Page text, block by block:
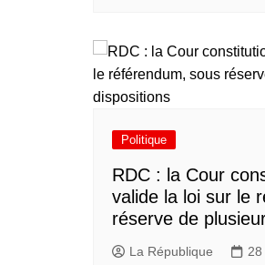
Politique
RDC : la Cour
valide la loi sur le
réserve de
La République